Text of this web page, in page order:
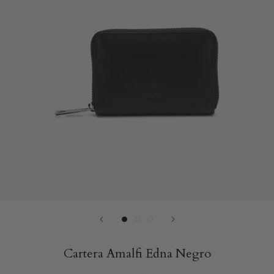
Cartera Amalfi Edna Negro